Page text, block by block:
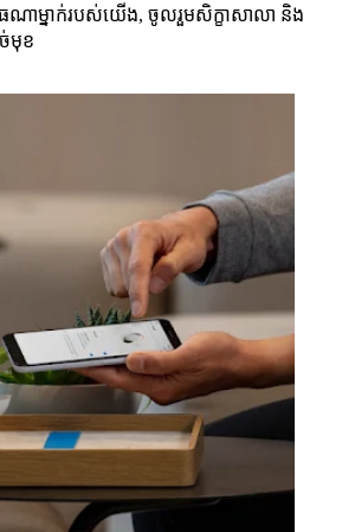
ាម្នាក់របស់យើង, ចូលរួមសិក្ខាសាលា និង
ច់មុខ